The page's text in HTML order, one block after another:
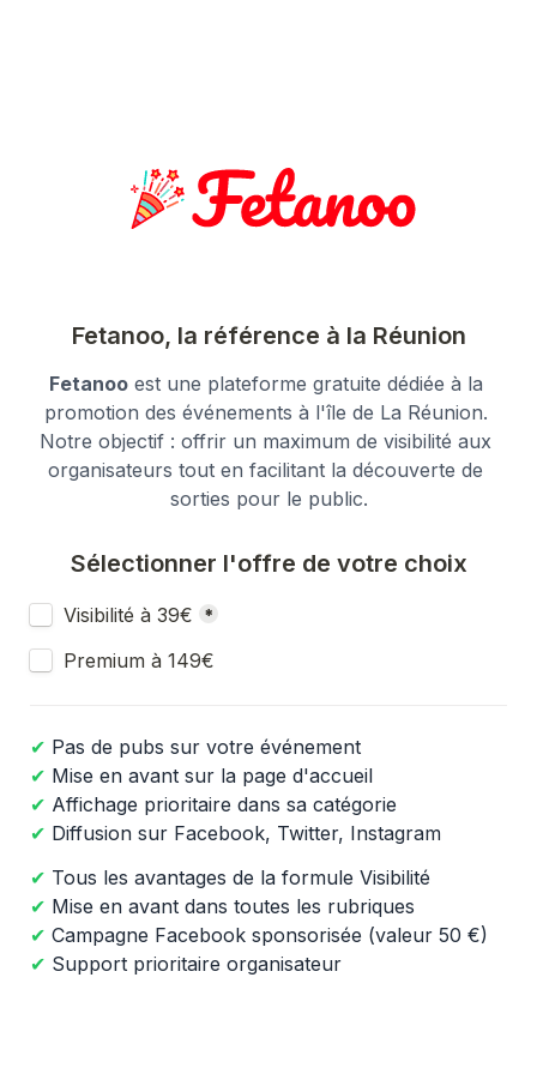
Fetanoo, la référence à la Réunion
Fetanoo est une plateforme gratuite dédiée à la
promotion des événements à l'île de La Réunion.
Notre objectif : offrir un maximum de visibilité aux
organisateurs tout en facilitant la découverte de
sorties pour le public.
Sélectionner l'offre de votre choix
Visibilité à 39€ *
✔ Pas de pubs sur votre événement
✔ Mise en avant sur la page d'accueil
✔ Affichage prioritaire dans sa catégorie
✔ Diffusion sur Facebook, Twitter, Instagram
✔ Tous les avantages de la formule Visibilité
✔ Mise en avant dans toutes les rubriques
✔ Campagne Facebook sponsorisée (valeur 50 €)
✔ Support prioritaire organisateur